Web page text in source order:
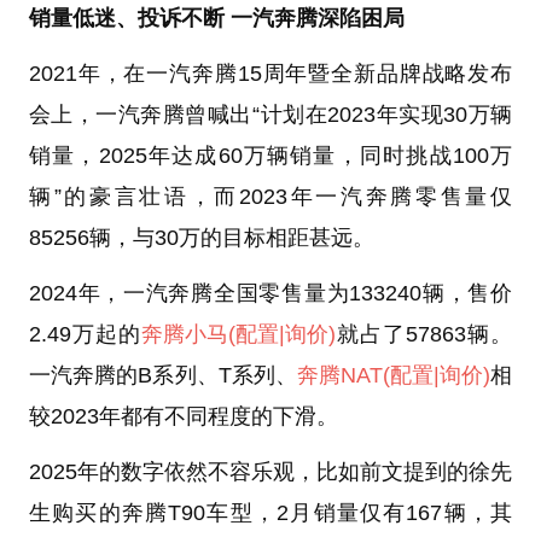
销量低迷、投诉不断 一汽奔腾深陷困局
2021年，在一汽奔腾15周年暨全新品牌战略发布
会上，一汽奔腾曾喊出“计划在2023年实现30万辆
销量，2025年达成60万辆销量，同时挑战100万
辆”的豪言壮语，而2023年一汽奔腾零售量仅
85256辆，与30万的目标相距甚远。
2024年，一汽奔腾全国零售量为133240辆，售价
2.49万起的奔腾小马(配置|询价)就占了57863辆。
一汽奔腾的B系列、T系列、奔腾NAT(配置|询价)相
较2023年都有不同程度的下滑。
2025年的数字依然不容乐观，比如前文提到的徐先
生购买的奔腾T90车型，2月销量仅有167辆，其